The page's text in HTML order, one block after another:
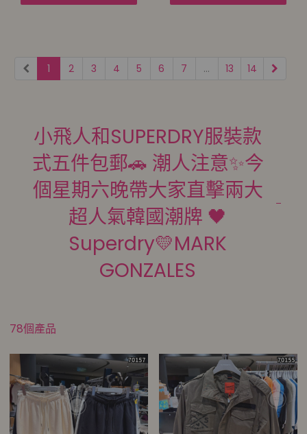
20260802A(45809.)】
9月中到貨 |
1 2 3 4 5 6 7 ... 13 14
小飛人和SUPERDRY服裝款
式五件包郵🚗 潮人注意✨今
個星期六晚帶大家直擊兩大
超人氣韓國潮牌 🖤
Superdry💛MARK
GONZALES
78個產品